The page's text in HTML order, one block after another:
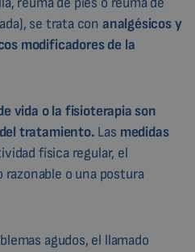
se trata con analgésicos y
modificadores de la
vida o la fisioterapia son
tratamiento. Las medidas
física regular, el
o una postura
agudos, el llamado